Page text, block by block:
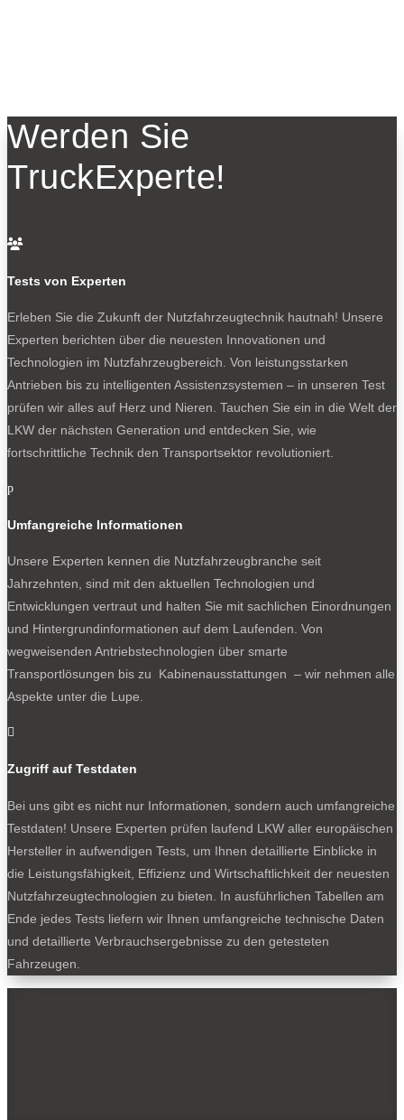
Werden Sie
TruckExperte!

Tests von Experten
Erleben Sie die Zukunft der Nutzfahrzeugtechnik hautnah! Unsere
Experten berichten über die neuesten Innovationen und
Technologien im Nutzfahrzeugbereich. Von leistungsstarken
Antrieben bis zu intelligenten Assistenzsystemen – in unseren Test
prüfen wir alles auf Herz und Nieren. Tauchen Sie ein in die Welt der
LKW der nächsten Generation und entdecken Sie, wie
fortschrittliche Technik den Transportsektor revolutioniert.
p
Umfangreiche Informationen
Unsere Experten kennen die Nutzfahrzeugbranche seit
Jahrzehnten, sind mit den aktuellen Technologien und
Entwicklungen vertraut und halten Sie mit sachlichen Einordnungen
und Hintergrundinformationen auf dem Laufenden. Von
wegweisenden Antriebstechnologien über smarte
Transportlösungen bis zu Kabinenausstattungen – wir nehmen alle
Aspekte unter die Lupe.

Zugriff auf Testdaten
Bei uns gibt es nicht nur Informationen, sondern auch umfangreiche
Testdaten! Unsere Experten prüfen laufend LKW aller europäischen
Hersteller in aufwendigen Tests, um Ihnen detaillierte Einblicke in
die Leistungsfähigkeit, Effizienz und Wirtschaftlichkeit der neuesten
Nutzfahrzeugtechnologien zu bieten. In ausführlichen Tabellen am
Ende jedes Tests liefern wir Ihnen umfangreiche technische Daten
und detaillierte Verbrauchsergebnisse zu den getesteten
Fahrzeugen.